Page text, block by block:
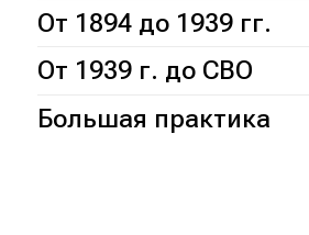
От 1894 до 1939 гг.
От 1939 г. до СВО
Большая практика